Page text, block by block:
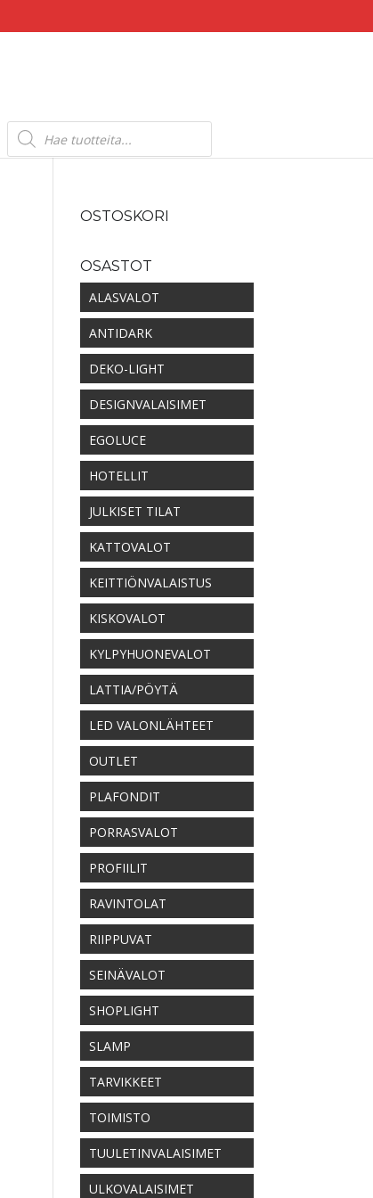
Products
search
OSTOSKORI
OSASTOT
ALASVALOT
ANTIDARK
DEKO-LIGHT
DESIGNVALAISIMET
EGOLUCE
HOTELLIT
JULKISET TILAT
KATTOVALOT
KEITTIÖNVALAISTUS
KISKOVALOT
KYLPYHUONEVALOT
LATTIA/PÖYTÄ
LED VALONLÄHTEET
OUTLET
PLAFONDIT
PORRASVALOT
PROFIILIT
RAVINTOLAT
RIIPPUVAT
SEINÄVALOT
SHOPLIGHT
SLAMP
TARVIKKEET
TOIMISTO
TUULETINVALAISIMET
ULKOVALAISIMET